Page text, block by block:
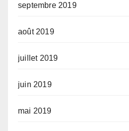
septembre 2019
août 2019
juillet 2019
juin 2019
mai 2019